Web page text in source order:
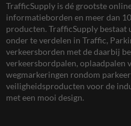
TrafficSupply is dé grootste
informatieborden en meer dan
producten. TrafficSupply
onder te verdelen in Traffic,
verkeersborden met de daarbij
verkeersbordpalen, oplaadpalen
wegmarkeringen rondom
veiligheidsproducten voor de
met een mooi design.